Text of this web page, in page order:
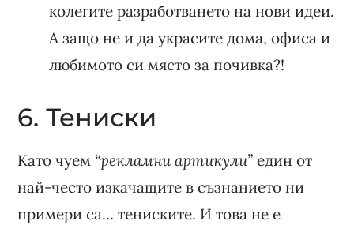
колегите разработването на нови идеи.
А защо не и да украсите дома, офиса и
любимото си място за почивка?!
6. Тениски
Като чуем “рекламни артикули” един от
най-често изкачащите в съзнанието ни
примери са… тениските. И това не е